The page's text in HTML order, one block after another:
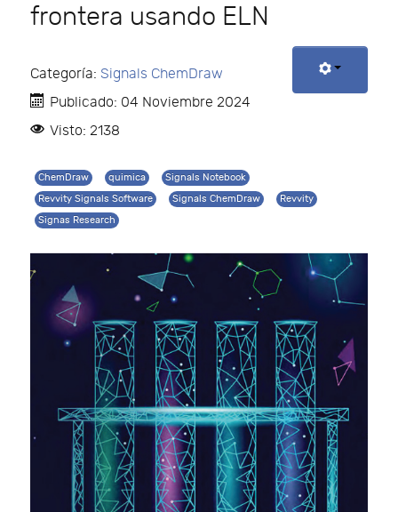
frontera usando ELN
Categoría: Signals ChemDraw
Publicado: 04 Noviembre 2024
Visto: 2138
ChemDraw quimica
Signals Notebook
Revvity Signals Software
Signals ChemDraw
Revvity
Signas Research